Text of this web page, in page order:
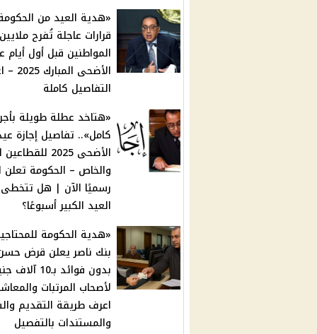
«هدية العيد من
قرارات عاجلة تُفرح ملايين
المواطنين قبل أول أيام
الأضحى
التفاصيل كاملة
«هتاخد عطلة طويلة بأجر
كامل».. تفاصيل إجازة
الأضحى 2025
والخاص – الحكومة تعلن
رسميًا الآن | هل تتخطى
العيد الكبير أسبوعًا؟
«هدية الحكومة
بنك ناصر يعلن قرض
بدون فوائد بـ10
لأصحاب المرتبات
اعرف طريقة التقديم
والمستندات بالتفصيل